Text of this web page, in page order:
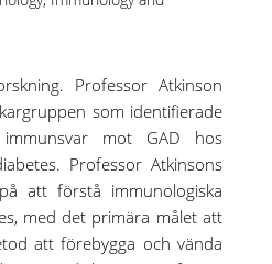
Professor Atkinson
som identifierade
mot GAD hos
Professor Atkinsons
att förstå immunologiska
med det primära målet att
att förebygga och vända